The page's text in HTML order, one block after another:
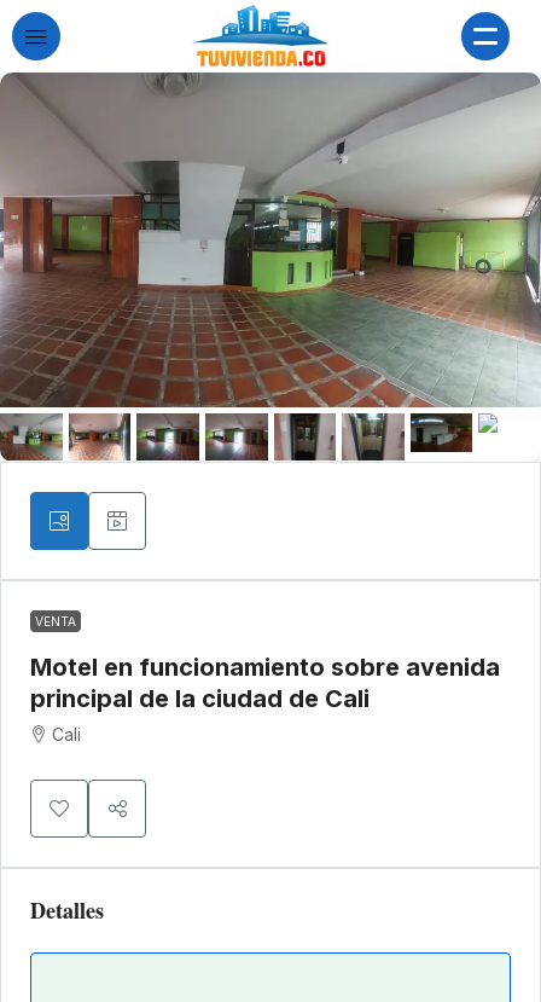
VENTA
Motel en funcionamiento sobre avenida
principal de la ciudad de Cali
Cali
Detalles